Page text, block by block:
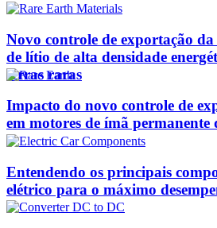
Novo controle de exportação
de lítio de alta densidade
terras raras
Impacto do novo controle de
em motores de ímã permanente
Entendendo os principais
elétrico para o máximo